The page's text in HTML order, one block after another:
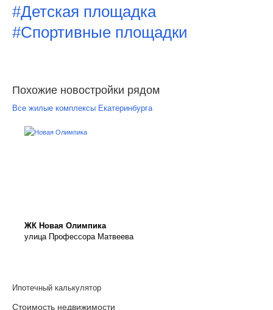
#Детская площадка
#Спортивные площадки
Похожие новостройки рядом
Все жилые комплексы Екатеринбурга
ЖК Новая Олимпика
улица Профессора Матвеева
Ипотечный калькулятор
Стоимость недвижимости